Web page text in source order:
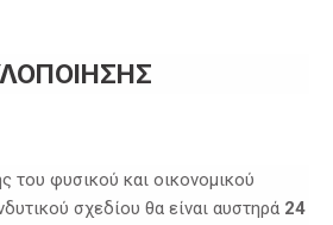
του φυσικού και οικονομικού
σχεδίου θα είναι αυστηρά 24